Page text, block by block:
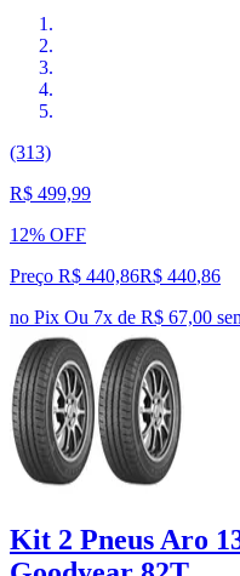
(313)
R$ 499,99
12% OFF
Preço R$ 440,86R$ 440,86
no Pix Ou 7x de R$ 67,00
Kit 2 Pneus Aro